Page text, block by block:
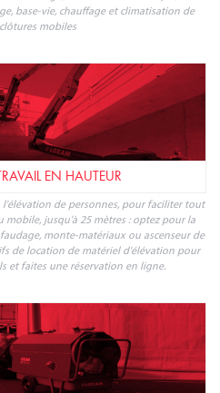
base-vie, chauffage et climatisation de
mobiles
EN HAUTEUR
l'élévation de personnes, pour faciliter tout
mobile, jusqu'à 25 mètres : optez pour la
monte-matériaux ou ascenseur de
de location de matériel d'élévation pour
et faites une réservation en ligne.